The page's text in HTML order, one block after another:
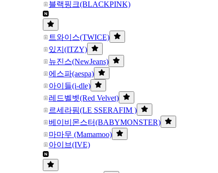
블랙핑크(BLACKPINK)
트와이스(TWICE)
있지(ITZY)
뉴진스(NewJeans)
에스파(aespa)
아이들(i-dle)
레드벨벳(Red Velvet)
르세라핌(LE SSERAFIM )
베이비몬스터(BABYMONSTER)
마마무 (Mamamoo)
아이브(IVE)